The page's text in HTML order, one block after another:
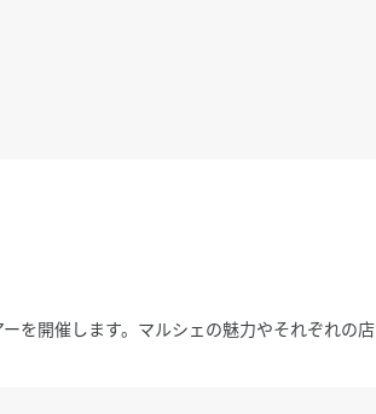
を開催します。マルシェの魅力やそれぞれの店